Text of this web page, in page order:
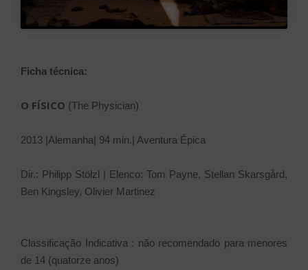
Ficha técnica:
O FÍSICO (The Physician)
2013 |Alemanha| 94 min.| Aventura Épica
Dir.: Philipp Stölzl | Elenco: Tom Payne, Stellan Skarsgård,
Ben Kingsley, Olivier Martinez
Classificação Indicativa : não recomendado para menores
de 14 (quatorze anos)